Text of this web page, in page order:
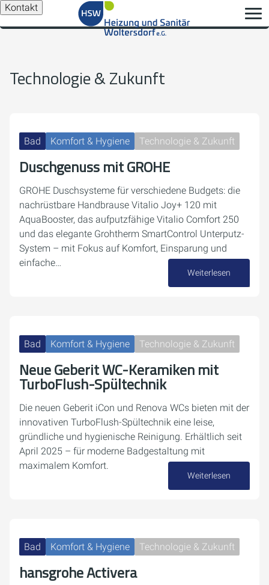
Kontakt
Technologie & Zukunft
Bad Komfort & Hygiene Technologie & Zukunft
Duschgenuss mit GROHE
GROHE Duschsysteme für verschiedene Budgets: die
nachrüstbare Handbrause Vitalio Joy+ 120 mit
AquaBooster, das aufputzfähige Vitalio Comfort 250
und das elegante Grohtherm SmartControl Unterputz-
System – mit Fokus auf Komfort, Einsparung und
einfache…
Weiterlesen
Bad Komfort & Hygiene Technologie & Zukunft
Neue Geberit WC-Keramiken mit
TurboFlush-Spültechnik
Die neuen Geberit iCon und Renova WCs bieten mit der
innovativen TurboFlush-Spültechnik eine leise,
gründliche und hygienische Reinigung. Erhältlich seit
April 2025 – für moderne Badgestaltung mit
maximalem Komfort.
Weiterlesen
Bad Komfort & Hygiene Technologie & Zukunft
hansgrohe Activera